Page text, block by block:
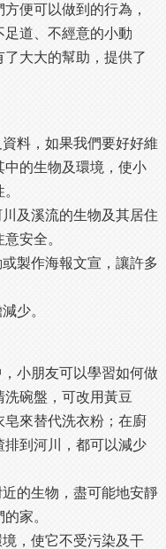
便可以做到的行為，
道、不經意的小動
大大的幫助，提供了
料，如果我們要好好維
的生物及環境，使小
及溪流的生物及其居住
安全。
製作海報文宣，讓許多
少。
小朋友可以學習如何做
碗盤，可改用黃豆
來替代洗衣粉；在廚
排到河川，都可以減少
的生物，盡可能地安靜
家。
，使它不受污染及干